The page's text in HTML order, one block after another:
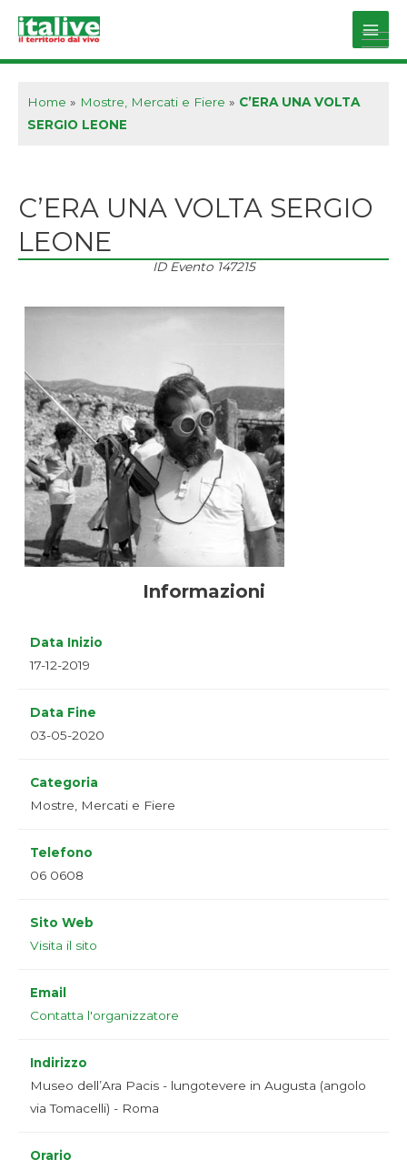
Main
Home » Mostre, Mercati e Fiere » C’ERA UNA VOLTA
SERGIO LEONE
C’ERA UNA VOLTA SERGIO
LEONE
ID Evento 147215
Informazioni
Data Inizio
17-12-2019
Data Fine
03-05-2020
Categoria
Mostre, Mercati e Fiere
Telefono
06 0608
Sito Web
Visita il sito
Email
Contatta l'organizzatore
Indirizzo
Museo dell’Ara Pacis - lungotevere in Augusta (angolo
via Tomacelli) - Roma
Orario